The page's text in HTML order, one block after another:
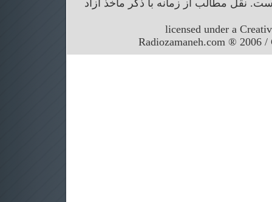
نقل مطالب از زمانه با ذکر ماخذ آزاد
licensed under a